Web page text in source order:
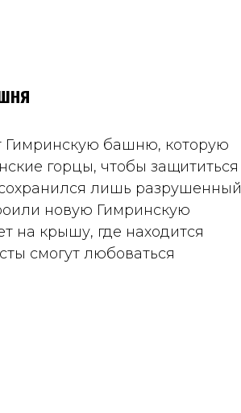
Гимринскую башню, которую
горцы, чтобы защититься
лишь разрушенный
новую Гимринскую
на крышу, где находится
смогут любоваться